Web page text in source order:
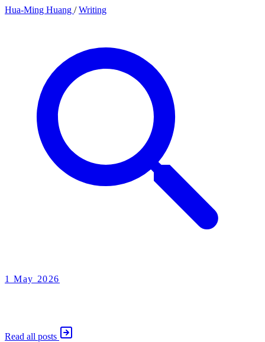
Hua-Ming Huang / Writing
1 May 2026
Read all posts